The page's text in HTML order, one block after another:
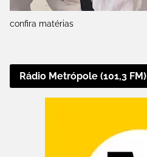
confira matérias
Rádio Metrópole (101,3 FM)